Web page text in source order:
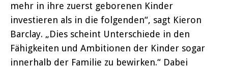
mehr in ihre zuerst geborenen Kinder
investieren als in die folgenden“, sagt Kieron
Barclay. „Dies scheint Unterschiede in den
Fähigkeiten und Ambitionen der Kinder sogar
innerhalb der Familie zu bewirken.“ Dabei